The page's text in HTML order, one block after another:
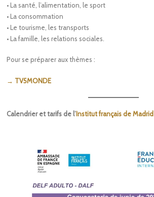
• La santé, l’alimentation, le sport
• La consommation
• Le tourisme, les transports
• La famille, les relations sociales.
Pour se préparer aux thèmes :
→ TV5MONDE
Calendrier et tarifs de l’Institut français de Madrid